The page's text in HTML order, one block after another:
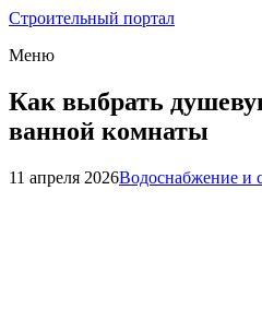
Строительный портал
Меню
Как выбрать
ванной комнаты
11 апреля 2026Водоснабжение и